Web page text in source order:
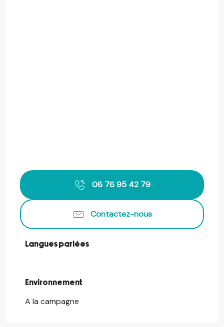
06 76 95 42 79
Contactez-nous
Langues parlées
Langues parlées
Environnement
Environnement
A la campagne